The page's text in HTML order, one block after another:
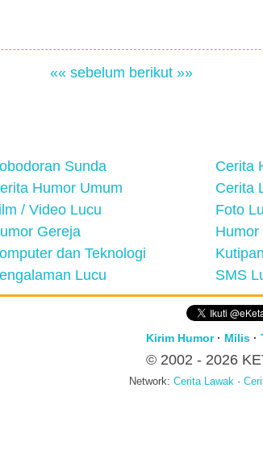
«« sebelum berikut »»
Sunda Cerita
Humor Umum Cerita
/ Video Lucu Foto
Gereja Humor
dan Teknologi
Lucu SMS
Kirim Humor· Milis ·
© 2002 - 2026
Network: Cerita Lawak ·